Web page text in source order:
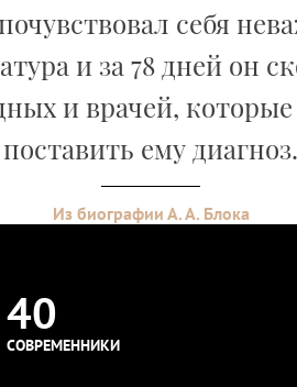
себя
и за 78 дней он
и врачей,
поставить ему диагноз.
Из биографии А. А. Блока
40
СОВРЕМЕННИКИ